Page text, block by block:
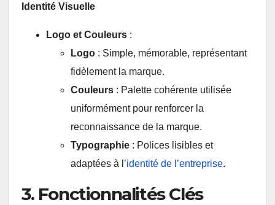
Identité Visuelle
Logo et Couleurs :
Logo : Simple, mémorable, représentant
fidèlement la marque.
Couleurs : Palette cohérente utilisée
uniformément pour renforcer la
reconnaissance de la marque.
Typographie : Polices lisibles et
adaptées à l’identité de l’entreprise.
3. Fonctionnalités Clés